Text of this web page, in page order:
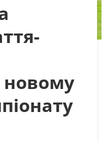
новому